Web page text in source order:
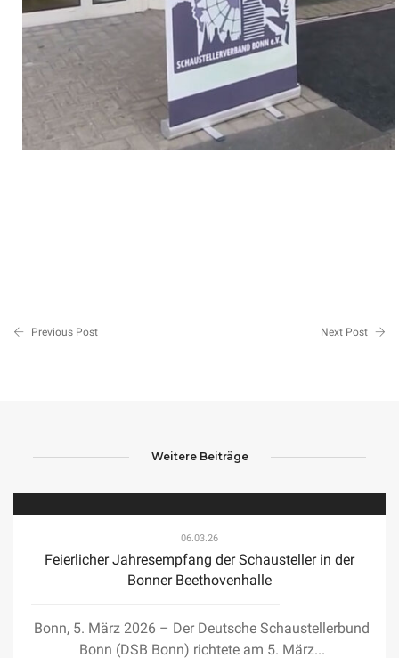
Previous Post Next Post
Weitere Beiträge
06.03.26
Feierlicher Jahresempfang der Schausteller in der
Bonner Beethovenhalle
Bonn, 5. März 2026 – Der Deutsche Schaustellerbund
Bonn (DSB Bonn) richtete am 5. März...